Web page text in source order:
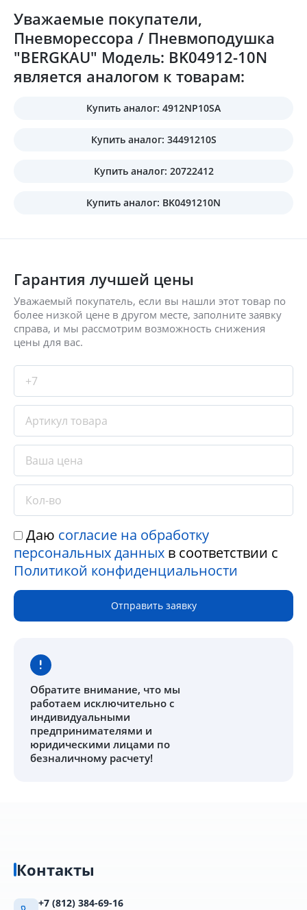
Уважаемые покупатели,
Пневморессора / Пневмоподушка
"BERGKAU" Модель: BK04912-10N
является аналогом к товарам:
Купить аналог: 4912NP10SA
Купить аналог: 34491210S
Купить аналог: 20722412
Купить аналог: BK0491210N
Гарантия лучшей цены
Уважаемый покупатель, если вы нашли этот товар по
более низкой цене в другом месте, заполните заявку
справа, и мы рассмотрим возможность снижения
цены для вас.
Даю согласие на обработку
персональных данных в соответствии с
Политикой конфиденциальности
Отправить заявку
Обратите внимание, что мы
работаем исключительно с
индивидуальными
предпринимателями и
юридическими лицами по
безналичному расчету!
Контакты
+7 (812) 384-69-16